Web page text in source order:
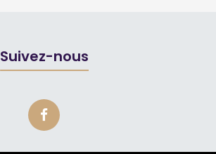
Suivez-nous